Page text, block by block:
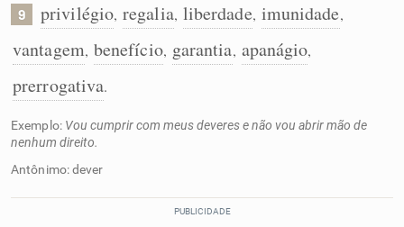
9 privilégio, regalia, liberdade, imunidade,
vantagem, benefício, garantia, apanágio,
prerrogativa.
Exemplo: Vou cumprir com meus deveres e não vou abrir mão de
nenhum direito.
Antônimo: dever